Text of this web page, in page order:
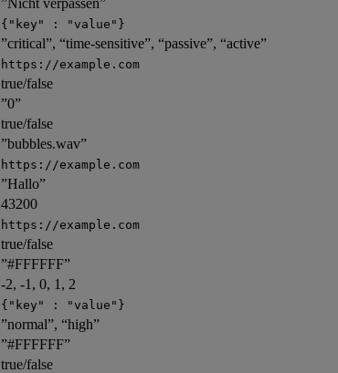
{"key" : "value"}
”critical”, “time-sensitive”, “passive”, “active”
https://example.com
true/false
”0”
true/false
”bubbles.wav”
https://example.com
”Hallo”
43200
https://example.com
true/false
”#FFFFFF”
-2, -1, 0, 1, 2
{"key" : "value"}
”normal”, “high”
”#FFFFFF”
true/false